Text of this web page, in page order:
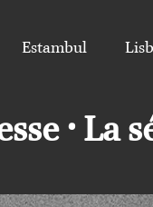
Estambul
• La